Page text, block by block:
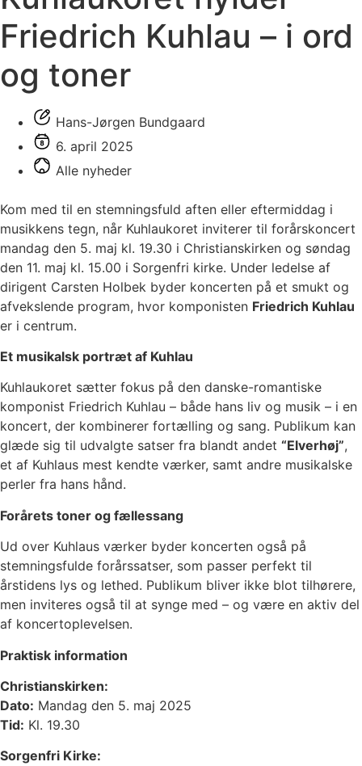
Friedrich Kuhlau – i ord
og toner
Hans-Jørgen Bundgaard
6. april 2025
Alle nyheder
Kom med til en stemningsfuld aften eller eftermiddag i
musikkens tegn, når Kuhlaukoret inviterer til forårskoncert
mandag den 5. maj kl. 19.30 i Christianskirken og søndag
den 11. maj kl. 15.00 i Sorgenfri kirke. Under ledelse af
dirigent Carsten Holbek byder koncerten på et smukt og
afvekslende program, hvor komponisten Friedrich Kuhlau
er i centrum.
Et musikalsk portræt af Kuhlau
Kuhlaukoret sætter fokus på den danske-romantiske
komponist Friedrich Kuhlau – både hans liv og musik – i en
koncert, der kombinerer fortælling og sang. Publikum kan
glæde sig til udvalgte satser fra blandt andet “Elverhøj”,
et af Kuhlaus mest kendte værker, samt andre musikalske
perler fra hans hånd.
Forårets toner og fællessang
Ud over Kuhlaus værker byder koncerten også på
stemningsfulde forårssatser, som passer perfekt til
årstidens lys og lethed. Publikum bliver ikke blot tilhørere,
men inviteres også til at synge med – og være en aktiv del
af koncertoplevelsen.
Praktisk information
Christianskirken:
Dato: Mandag den 5. maj 2025
Tid: Kl. 19.30
Sorgenfri Kirke: